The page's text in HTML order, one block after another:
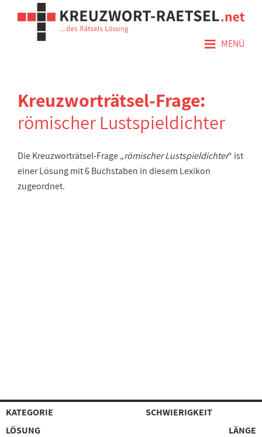
≡ MENÜ
Kreuzworträtsel-Frage:
römischer Lustspieldichter
Die Kreuzworträtsel-Frage „römischer Lustspieldichter“ ist
einer Lösung mit 6 Buchstaben in diesem Lexikon
zugeordnet.
KATEGORIE
SCHWIERIGKEIT
LÖSUNG
LÄNGE